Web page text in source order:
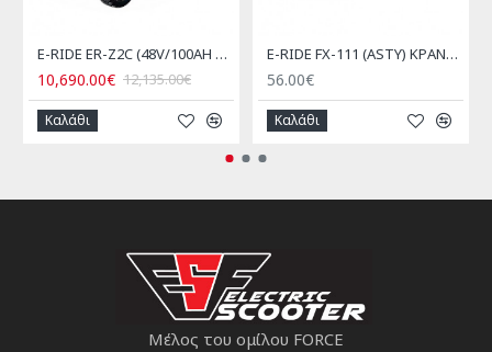
E-RIDE ER-Z2C (48V/100AH Λιθίου)
10,690.00€ 12,135.00€
Καλάθι
E-RIDE FX-111 (ASTY) ΚΡΑΝΟΣ JET ΓΚΡΙ NARDO
56.00€
Καλάθι
Μέλος του ομίλου FORCE